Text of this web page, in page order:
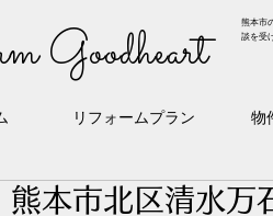
Goodheart
熊本市
談を受
リフォームプラン 物
熊本市北区清水万